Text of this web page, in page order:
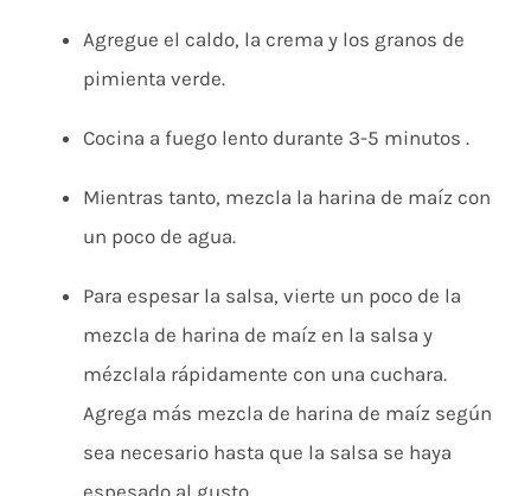
Agregue el caldo, la crema y los granos de
pimienta verde.
Cocina a fuego lento durante 3-5 minutos .
Mientras tanto, mezcla la harina de maíz con
un poco de agua.
Para espesar la salsa, vierte un poco de la
mezcla de harina de maíz en la salsa y
mézclala rápidamente con una cuchara.
Agrega más mezcla de harina de maíz según
sea necesario hasta que la salsa se haya